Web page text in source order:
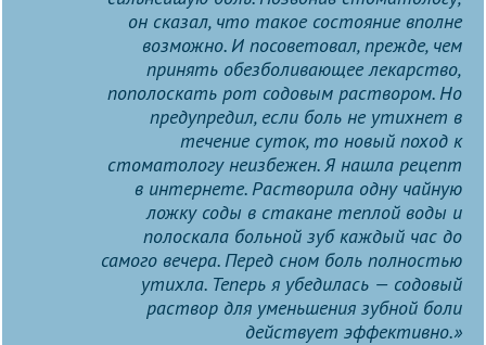
он сказал, что такое состояние вполне
возможно. И посоветовал, прежде, чем
принять обезболивающее лекарство,
пополоскать рот содовым раствором. Но
предупредил, если боль не утихнет в
течение суток, то новый поход к
стоматологу неизбежен. Я нашла рецепт
в интернете. Растворила одну чайную
ложку соды в стакане теплой воды и
полоскала больной зуб каждый час до
самого вечера. Перед сном боль полностью
утихла. Теперь я убедилась — содовый
раствор для уменьшения зубной боли
действует эффективно.»